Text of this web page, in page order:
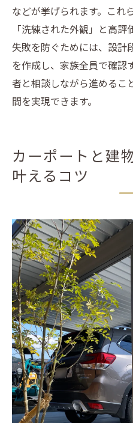
などが挙げられます。これ
「洗練された外観」と高評
失敗を防ぐためには、設計
を作成し、家族全員で確認
者と相談しながら進めるこ
間を実現できます。
カーポートと建
叶えるコツ